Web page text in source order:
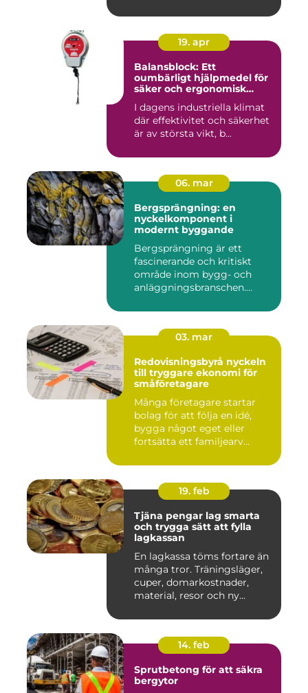
19. apr
Balansblock: Ett
oumbärligt hjälpmedel för
säker och ergonomisk
I dagens industriella klimat
där effektivitet och säkerhet
är av största vikt, b...
06. mar
Bergsprängning: en
nyckelkomponent i
modernt byggande
Bergsprängning är ett
fascinerande och kritiskt
område inom bygg- och
anläggningsbranschen.
03. mar
Redovisningsbyrå nyckeln
till tryggare ekonomi för
småföretagare
Många företagare startar
bolag för att följa en idé,
bygga något eget eller
fortsätta ett familjearv...
19. feb
Tjäna pengar lag smarta
och trygga sätt att fylla
lagkassan
En lagkassa töms fortare än
många tror. Träningsläger,
cuper, domarkostnader,
material, resor och ny...
14. feb
Sprutbetong för att säkra
bergytor